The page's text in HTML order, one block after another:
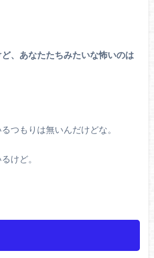
、あなたたちみたいな怖いのは
つもりは無いんだけどな。
けど。